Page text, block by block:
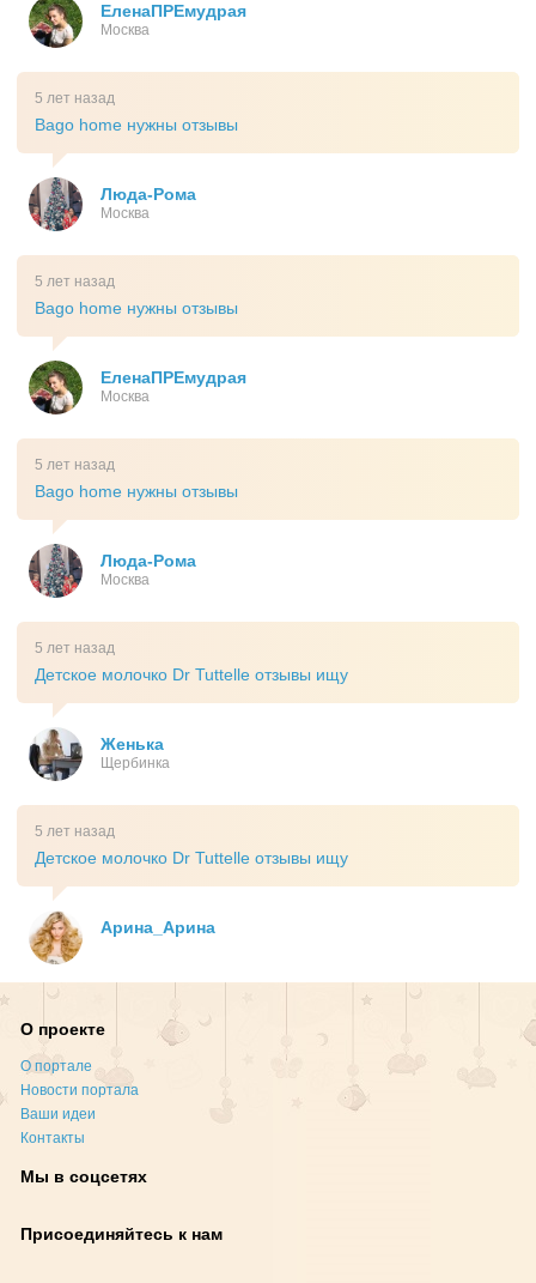
ЕленаПРЕмудрая
Москва
5 лет назад
Bago home нужны отзывы
Люда-Рома
Москва
5 лет назад
Bago home нужны отзывы
ЕленаПРЕмудрая
Москва
5 лет назад
Bago home нужны отзывы
Люда-Рома
Москва
5 лет назад
Детское молочко Dr Tuttelle отзывы ищу
Женька
Щербинка
5 лет назад
Детское молочко Dr Tuttelle отзывы ищу
Арина_Арина
О проекте
О портале
Новости портала
Ваши идеи
Контакты
Мы в соцсетях
Присоединяйтесь к нам